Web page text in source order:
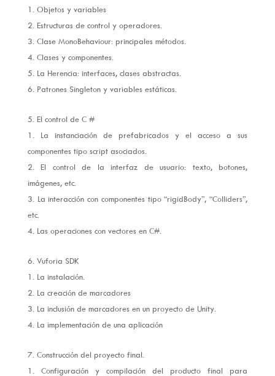
Objetos y variables
Estructuras de control y operadores.
Clase MonoBehaviour: principales métodos.
Clases y componentes.
La Herencia: interfaces, clases abstractas.
Patrones Singleton y variables estáticas.
El control de C #
La instanciación de prefabricados y el acceso a sus
componentes tipo script asociados.
El control de la interfaz de usuario: texto, botones,
imágenes, etc.
La interacción con componentes tipo “rigidBody”, “Colliders”,
etc.
Las operaciones con vectores en C#.
Vuforia SDK
La instalación.
La creación de marcadores
La inclusión de marcadores en un proyecto de Unity.
La implementación de una aplicación
Construcción del proyecto final.
Configuración y compilación del producto final para